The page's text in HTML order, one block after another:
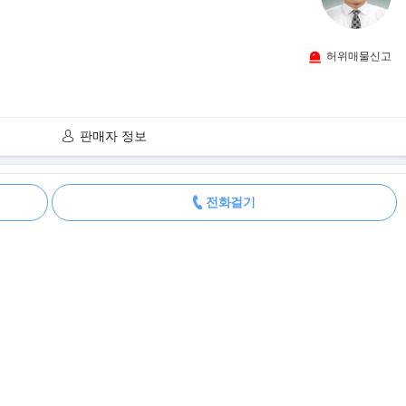
허위매물신고
판매자 정보
더보기
전화걸기